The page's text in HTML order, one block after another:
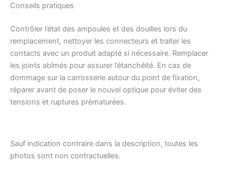
Conseils pratiques
Contrôler l’état des ampoules et des douilles lors du
remplacement, nettoyer les connecteurs et traiter les
contacts avec un produit adapté si nécessaire. Remplacer
les joints abîmés pour assurer l’étanchéité. En cas de
dommage sur la carrosserie autour du point de fixation,
réparer avant de poser le nouvel optique pour éviter des
tensions et ruptures prématurées.
Sauf indication contraire dans la description, toutes les
photos sont non contractuelles.